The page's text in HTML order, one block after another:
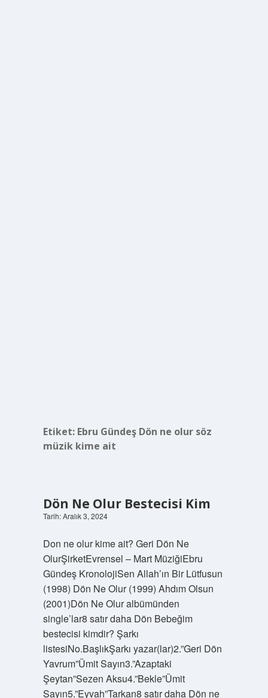
Etiket: Ebru Gündeş Dön ne olur söz
müzik kime ait
Dön Ne Olur Bestecisi Kim
Tarih: Aralık 3, 2024
Don ne olur kime ait? Geri Dön Ne
OlurŞirketEvrensel – Mart MüziğiEbru
Gündeş KronolojiSen Allah’ın Bir Lütfusun
(1998) Dön Ne Olur (1999) Ahdım Olsun
(2001)Dön Ne Olur albümünden
single’lar8 satır daha Dön Bebeğim
bestecisi kimdir? Şarkı
listesiNo.BaşlıkŞarkı yazar(lar)2.”Geri Dön
Yavrum”Ümit Sayın3.”Azaptaki
Şeytan”Sezen Aksu4.”Bekle”Ümit
Sayın5.”Eyvah”Tarkan8 satır daha Dön ne